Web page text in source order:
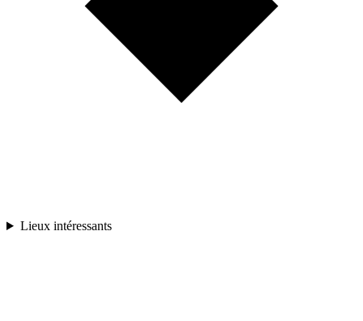
Lieux intéressants